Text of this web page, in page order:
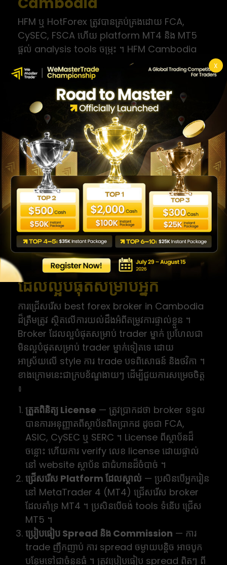
X
HFM ឬ HotForex ត្រូវបានគ្រប់គ្រងដោយ FCA,
CySEC, FSCA ហើយ platform MT4 និង MT5
ផ្តល់ analysis tools ចម្រុះ ។ HFM Cambodia
ផ្តល់ account ប្រភេទចម្រុះ ចាប់ពី micro account
ឡើងទៅ zero spread account ។ HFM ជាជម្រើស
flexible ដ៏ល្អ ។
ការប្រៀបធៀប best forex broker in Cambodia ឆ្នាំ 2026
របៀបជ្រើសរើសភ្នាក់ងារ Forex
ដែលល្អបំផុតសម្រាប់អ្នក
ការជ្រើសរើស best forex broker in Cambodia
ដ៏ត្រឹមត្រូវ ស្ថិតលើការយល់ដឹងអំពីតម្រូវការផ្ទាល់ខ្លួន ។
Broker ដែលល្អបំផុតសម្រាប់ trader ម្នាក់ ប្រហែលជា
មិនល្អបំផុតសម្រាប់ trader ម្នាក់ទៀតទេ ដោយ
អាស្រ័យលើ style ការ trade បទពិសោធន៍ និងថវិកា ។
ខាងក្រោមនេះជាក្របខ័ណ្ឌងាយៗ ដើម្បីជួយការសម្រេចចិត្ត
៖
ត្រួតពិនិត្យ License — ត្រូវប្រាកដថា broker ទទួល
បានការអនុញ្ញាតពីស្ថាប័នពិតប្រាកដ ដូចជា FCA,
ASIC, CySEC ឬ SERC ។ License ពីស្ថាប័នដ៏
ចន្លោះ ហើយការ verify លេខ license ដោយផ្ទាល់
នៅ website ស្ថាប័ន ជាជំហានដ៏ចំបាច់ ។
ជ្រើសរើស Platform ដែលស្គាល់ — ប្រសិនបើអ្នករៀន
នៅ MetaTrader 4 (MT4) ជ្រើសរើស broker
ដែលគាំទ្រ MT4 ។ ប្រសិនបើចង់ tools ទំនើប ជ្រើស
MT5 ។
ប្រៀបធៀប Spread និង Commission — ការ
trade ញឹកញាប់ ការ spread ចម្ងាយបន្តិច អាចបូក
បន្ថែមទៅជាចំនួនធំ ។ ត្រូវប្រៀបធៀប spread ពិតៗ ពី